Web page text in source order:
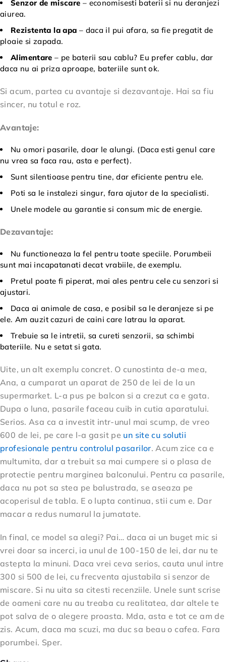
Senzor de miscare – economisesti baterii si nu deranjezi
aiurea.
Rezistenta la apa – daca il pui afara, sa fie pregatit de
ploaie si zapada.
Alimentare – pe baterii sau cablu? Eu prefer cablu, dar
daca nu ai priza aproape, bateriile sunt ok.
Si acum, partea cu avantaje si dezavantaje. Hai sa fiu
sincer, nu totul e roz.
Avantaje:
Nu omori pasarile, doar le alungi. (Daca esti genul care
nu vrea sa faca rau, asta e perfect).
Sunt silentioase pentru tine, dar eficiente pentru ele.
Poti sa le instalezi singur, fara ajutor de la specialisti.
Unele modele au garantie si consum mic de energie.
Dezavantaje:
Nu functioneaza la fel pentru toate speciile. Porumbeii
sunt mai incapatanati decat vrabiile, de exemplu.
Pretul poate fi piperat, mai ales pentru cele cu senzori si
ajustari.
Daca ai animale de casa, e posibil sa le deranjeze si pe
ele. Am auzit cazuri de caini care latrau la aparat.
Trebuie sa le intretii, sa cureti senzorii, sa schimbi
bateriile. Nu e setat si gata.
Uite, un alt exemplu concret. O cunostinta de-a mea,
Ana, a cumparat un aparat de 250 de lei de la un
supermarket. L-a pus pe balcon si a crezut ca e gata.
Dupa o luna, pasarile faceau cuib in cutia aparatului.
Serios. Asa ca a investit intr-unul mai scump, de vreo
600 de lei, pe care l-a gasit pe un site cu solutii
profesionale pentru controlul pasarilor. Acum zice ca e
multumita, dar a trebuit sa mai cumpere si o plasa de
protectie pentru marginea balconului. Pentru ca pasarile,
daca nu pot sa stea pe balustrada, se aseaza pe
acoperisul de tabla. E o lupta continua, stii cum e. Dar
macar a redus numarul la jumatate.
In final, ce model sa alegi? Pai… daca ai un buget mic si
vrei doar sa incerci, ia unul de 100-150 de lei, dar nu te
astepta la minuni. Daca vrei ceva serios, cauta unul intre
300 si 500 de lei, cu frecventa ajustabila si senzor de
miscare. Si nu uita sa citesti recenziile. Unele sunt scrise
de oameni care nu au treaba cu realitatea, dar altele te
pot salva de o alegere proasta. Mda, asta e tot ce am de
zis. Acum, daca ma scuzi, ma duc sa beau o cafea. Fara
porumbei. Sper.